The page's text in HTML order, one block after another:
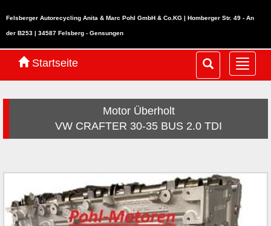
Felsberger Autorecycling Anita & Marc Pohl GmbH & Co.KG | Homberger Str. 49 - An
der B253 | 34587 Felsberg - Gensungen
ein-/
Startseite
Motor Überholt
VW CRAFTER 30-35 BUS 2.0 TDI